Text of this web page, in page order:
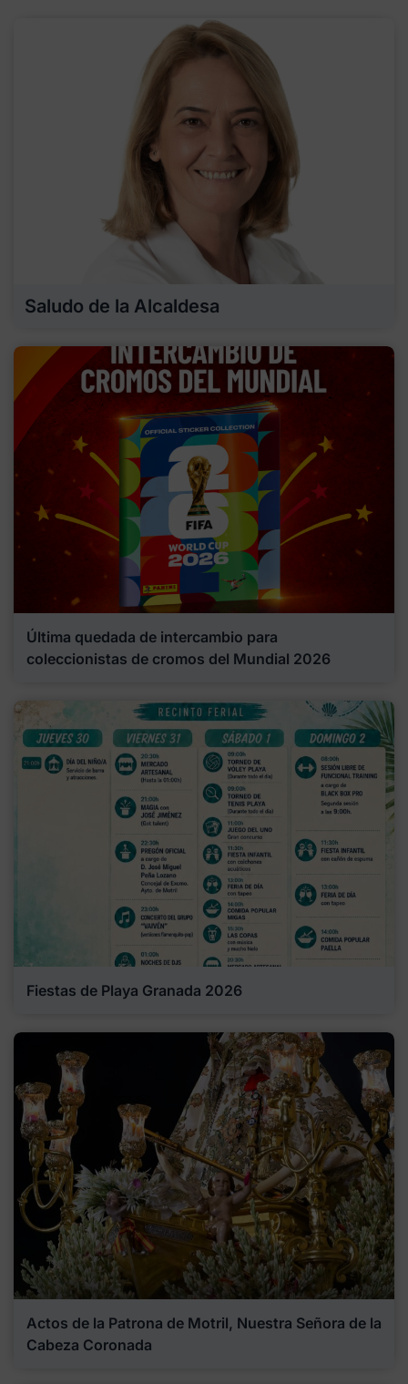
Saludo de la Alcaldesa
Última quedada de intercambio para
coleccionistas de cromos del Mundial 2026
Fiestas de Playa Granada 2026
Actos de la Patrona de Motril, Nuestra Señora de la
Cabeza Coronada